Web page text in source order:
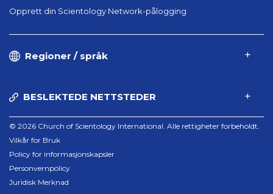
Opprett din Scientology Network-pålogging
Regioner / språk
BESLEKTEDE NETTSTEDER
© 2026 Church of Scientology International. Alle rettigheter forbeholdt.
Vilkår for Bruk
Policy for informasjonskapsler
Personvernpolicy
Juridisk Merknad